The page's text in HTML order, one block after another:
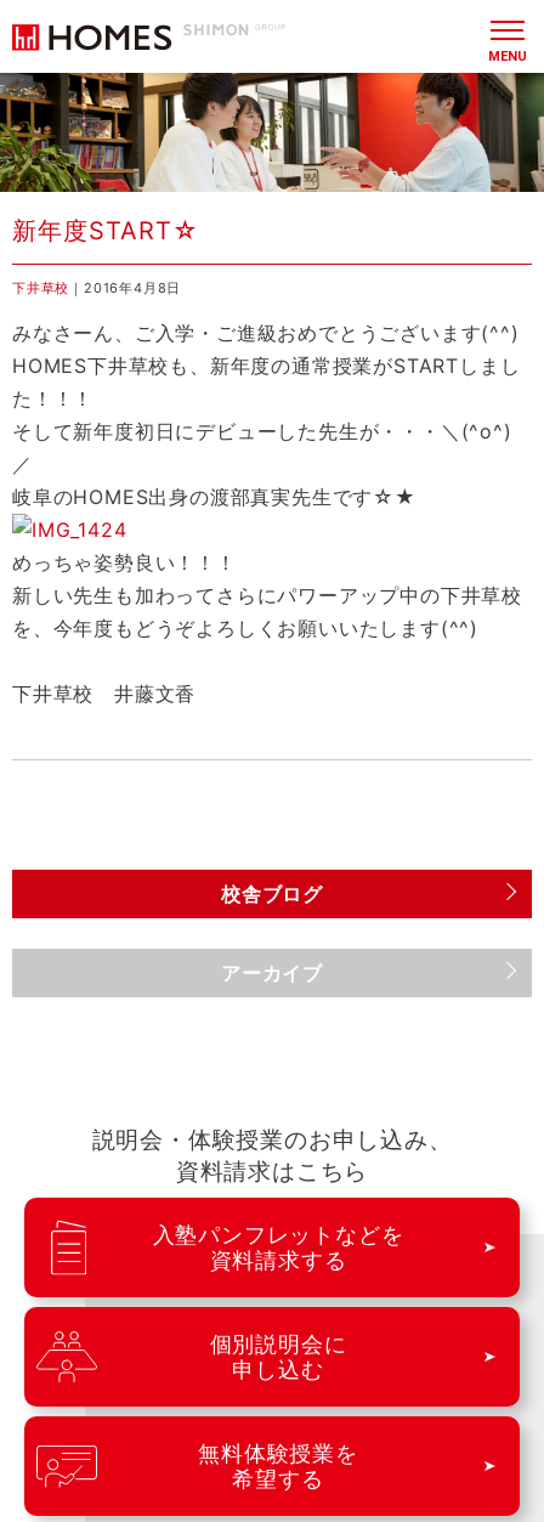
MENU
新年度START☆
下井草校 ｜2016年4月8日
みなさーん、ご入学・ご進級おめでとうございます(^^)
HOMES下井草校も、新年度の通常授業がSTARTしまし
た！！！
そして新年度初日にデビューした先生が・・・＼(^o^)
／
岐阜のHOMES出身の渡部真実先生です☆★
めっちゃ姿勢良い！！！
新しい先生も加わってさらにパワーアップ中の下井草校
を、今年度もどうぞよろしくお願いいたします(^^)
下井草校 井藤文香
校舎ブログ
アーカイブ
説明会・体験授業のお申し込み、
資料請求はこちら
入塾パンフレットなどを
資料請求する
個別説明会に
申し込む
無料体験授業を
希望する